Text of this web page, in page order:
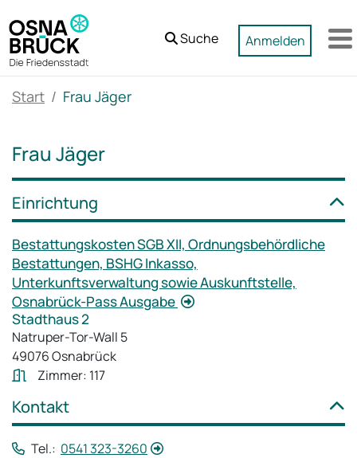
Zum Hauptinhalt springen
Suche Anmelden
Start Frau Jäger
Frau Jäger
Einrichtung
Bestattungskosten SGB XII, Ordnungsbehördliche
Bestattungen, BSHG Inkasso,
Unterkunftsverwaltung sowie Auskunftstelle,
Osnabrück-Pass Ausgabe
Stadthaus 2
Natruper-Tor-Wall 5
49076 Osnabrück
Zimmer: 117
Kontakt
Tel.: 0541 323-3260